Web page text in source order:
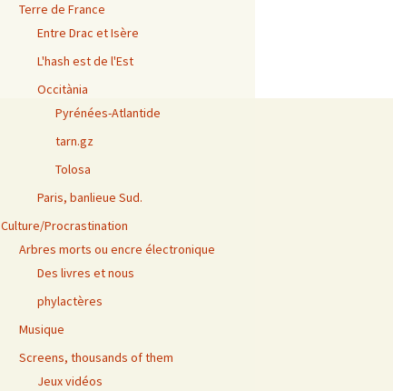
Terre de France
Entre Drac et Isère
L'hash est de l'Est
Occitània
Pyrénées-Atlantide
tarn.gz
Tolosa
Paris, banlieue Sud.
Culture/Procrastination
Arbres morts ou encre électronique
Des livres et nous
phylactères
Musique
Screens, thousands of them
Jeux vidéos